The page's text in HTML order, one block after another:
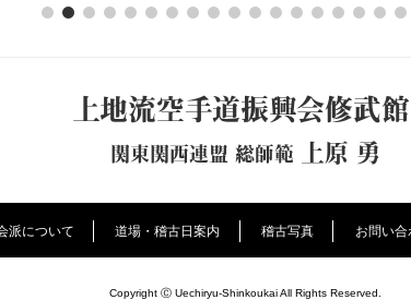
上地流空手道振興会修武館
関東関西連盟 総師範 上原 勇
派について 道場・稽古日案内 稽古写真 お問い合
Copyright Ⓒ Uechiryu-Shinkoukai All Rights Reserved.